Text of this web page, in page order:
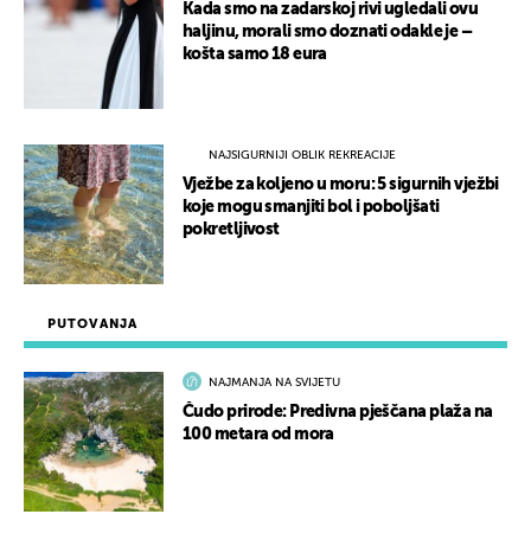
PUTOVANJA
NAJMANJA NA SVIJETU
Čudo prirode: Predivna pješčana plaža na
100 metara od mora
Kada smo na zadarskoj rivi ugledali ovu
haljinu, morali smo doznati odakle je –
košta samo 18 eura
NAJSIGURNIJI OBLIK REKREACIJE
Vježbe za koljeno u moru: 5 sigurnih vježbi
koje mogu smanjiti bol i poboljšati
pokretljivost